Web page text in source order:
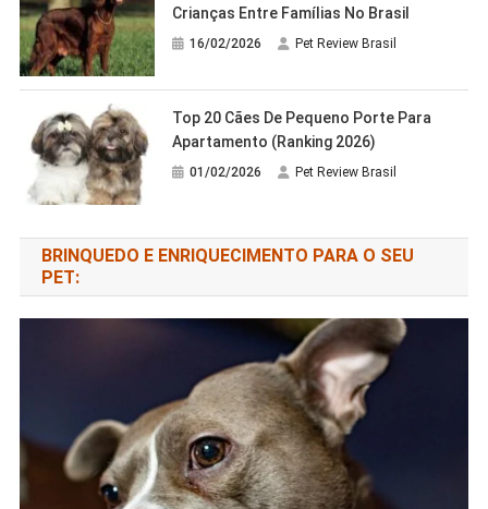
Crianças Entre Famílias No Brasil
16/02/2026 Pet Review Brasil
Top 20 Cães De Pequeno Porte Para
Apartamento (Ranking 2026)
01/02/2026 Pet Review Brasil
BRINQUEDO E ENRIQUECIMENTO PARA O SEU
PET: